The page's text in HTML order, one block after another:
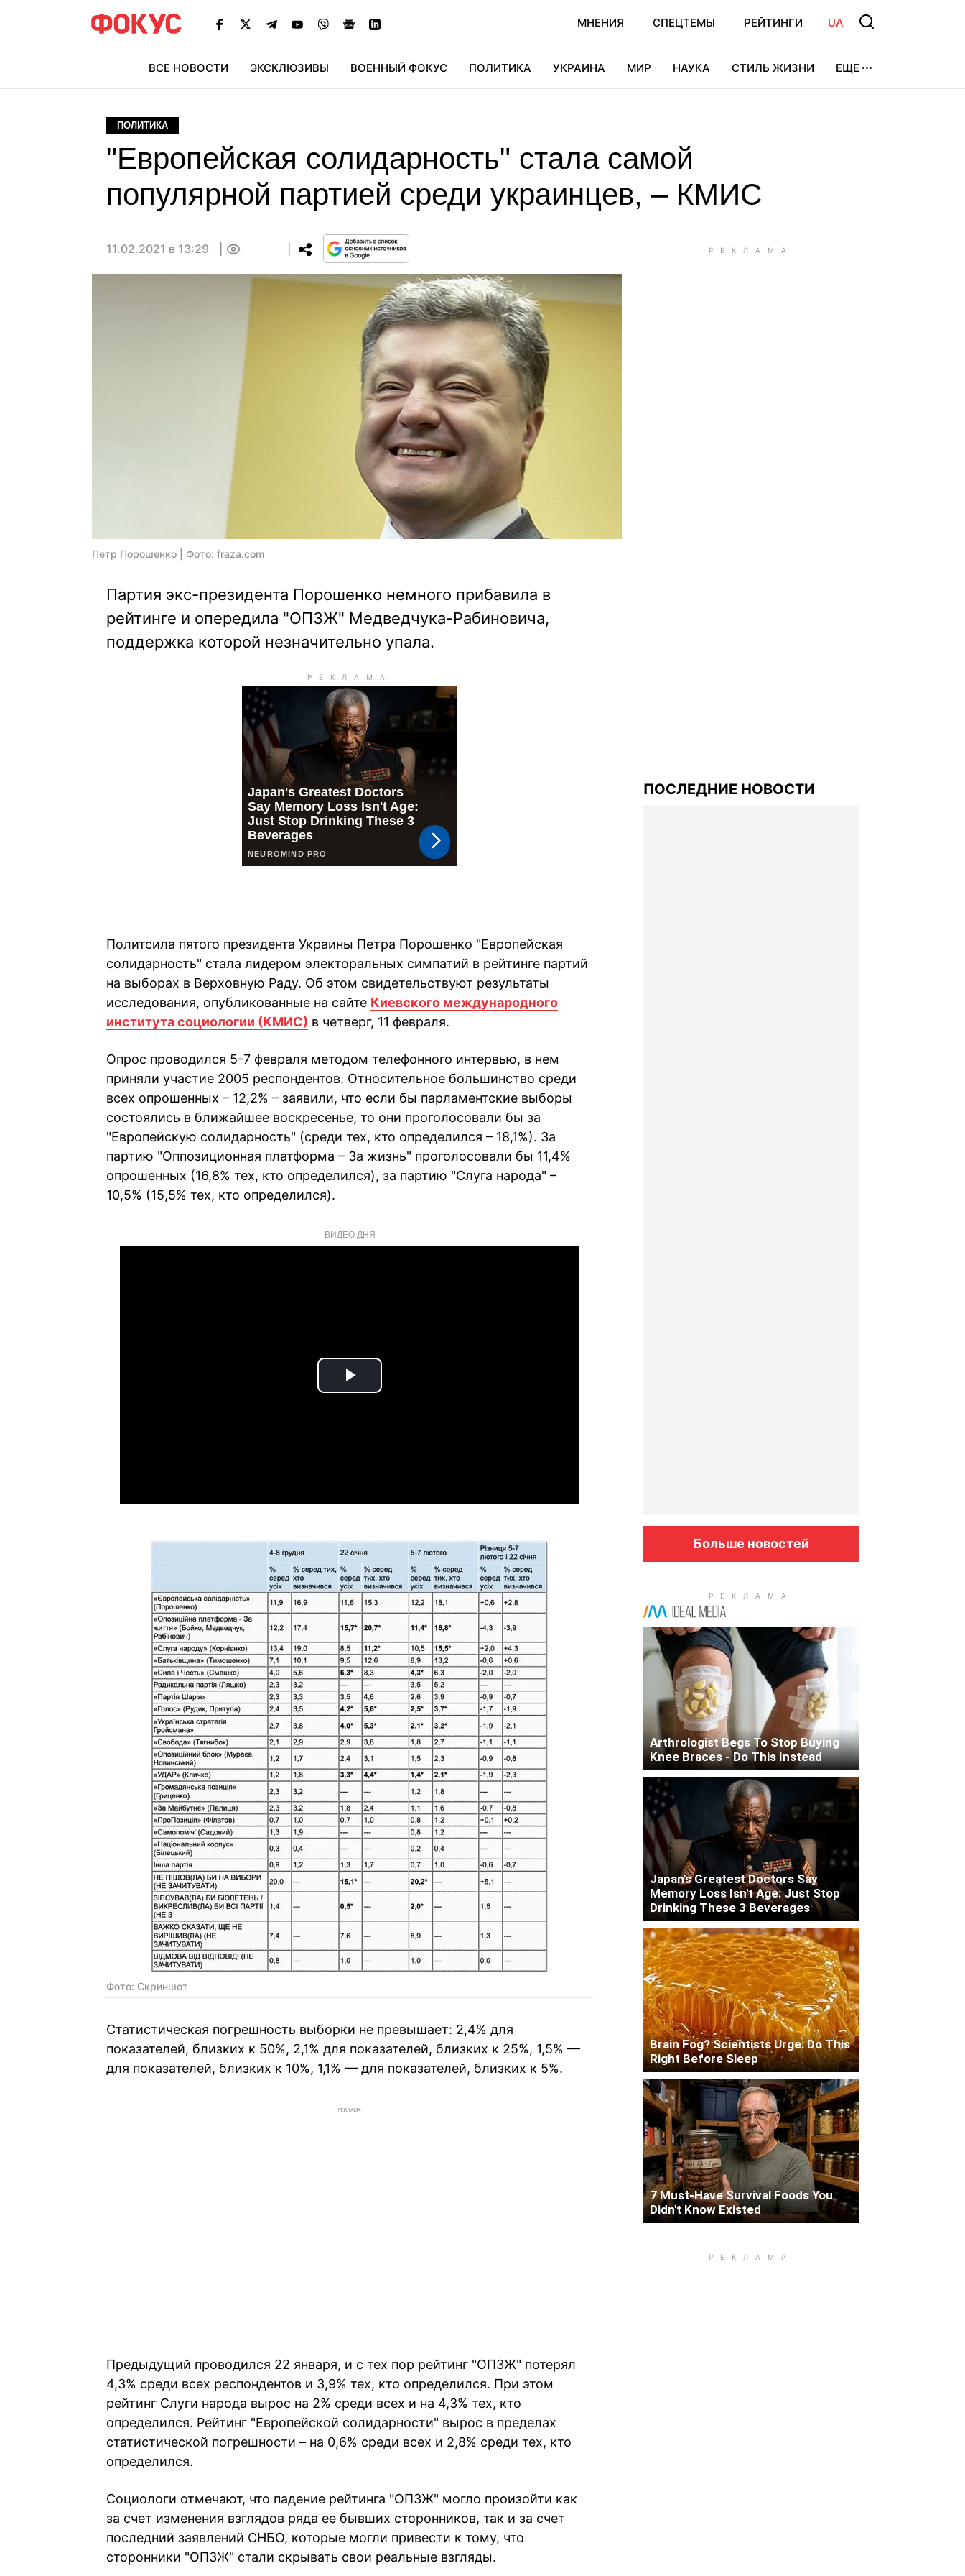
МНЕНИЯ СПЕЦТЕМЫ РЕЙТИНГИ UA
ВСЕ НОВОСТИ ЭКСКЛЮЗИВЫ ВОЕННЫЙ ФОКУС ПОЛИТИКА УКРАИНА МИР НАУКА СТИЛЬ ЖИЗНИ ЕЩЕ
ПОЛИТИКА
"Европейская солидарность" стала самой
популярной партией среди украинцев, – КМИС
11.02.2021 в 13:29
Петр Порошенко | Фото: fraza.com
Партия экс-президента Порошенко немного прибавила в
рейтинге и опередила "ОПЗЖ" Медведчука-Рабиновича,
поддержка которой незначительно упала.
Политсила пятого президента Украины Петра Порошенко "Европейская
солидарность" стала лидером электоральных симпатий в рейтинге партий
на выборах в Верховную Раду. Об этом свидетельствуют результаты
исследования, опубликованные на сайте Киевского международного
института социологии (КМИС) в четверг, 11 февраля.
Опрос проводился 5-7 февраля методом телефонного интервью, в нем
приняли участие 2005 респондентов. Относительное большинство среди
всех опрошенных – 12,2% – заявили, что если бы парламентские выборы
состоялись в ближайшее воскресенье, то они проголосовали бы за
"Европейскую солидарность" (среди тех, кто определился – 18,1%). За
партию "Оппозиционная платформа – За жизнь" проголосовали бы 11,4%
опрошенных (16,8% тех, кто определился), за партию "Слуга народа" –
10,5% (15,5% тех, кто определился).
ВИДЕО ДНЯ
Play
Фото: Скриншот
Статистическая погрешность выборки не превышает: 2,4% для
показателей, близких к 50%, 2,1% для показателей, близких к 25%, 1,5% —
для показателей, близких к 10%, 1,1% — для показателей, близких к 5%.
РЕКЛАМА
Предыдущий проводился 22 января, и с тех пор рейтинг "ОПЗЖ" потерял
4,3% среди всех респондентов и 3,9% тех, кто определился. При этом
рейтинг Слуги народа вырос на 2% среди всех и на 4,3% тех, кто
определился. Рейтинг "Европейской солидарности" вырос в пределах
статистической погрешности – на 0,6% среди всех и 2,8% среди тех, кто
определился.
Социологи отмечают, что падение рейтинга "ОПЗЖ" могло произойти как
за счет изменения взглядов ряда ее бывших сторонников, так и за счет
последний заявлений СНБО, которые могли привести к тому, что
сторонники "ОПЗЖ" стали скрывать свои реальные взгляды.
ПОСЛЕДНИЕ НОВОСТИ
Больше новостей